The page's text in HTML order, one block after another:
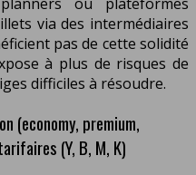
via des intermédiaires
pas de cette solidité
à plus de risques de
difficiles à résoudre.
(economy, premium,
(Y, B, M, K)